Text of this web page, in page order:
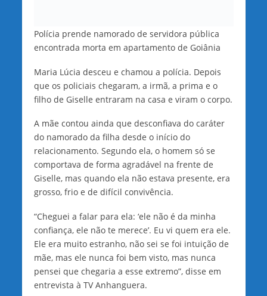
Polícia prende namorado de servidora pública
encontrada morta em apartamento de Goiânia
Maria Lúcia desceu e chamou a polícia. Depois
que os policiais chegaram, a irmã, a prima e o
filho de Giselle entraram na casa e viram o corpo.
A mãe contou ainda que desconfiava do caráter
do namorado da filha desde o início do
relacionamento. Segundo ela, o homem só se
comportava de forma agradável na frente de
Giselle, mas quando ela não estava presente, era
grosso, frio e de difícil convivência.
“Cheguei a falar para ela: ‘ele não é da minha
confiança, ele não te merece’. Eu vi quem era ele.
Ele era muito estranho, não sei se foi intuição de
mãe, mas ele nunca foi bem visto, mas nunca
pensei que chegaria a esse extremo”, disse em
entrevista à TV Anhanguera.